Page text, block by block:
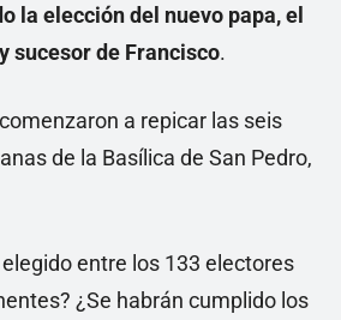
la elección del nuevo papa, el
sucesor de Francisco.
a repicar las seis
de la Basílica de San Pedro,
entre los 133 electores
¿Se habrán cumplido los